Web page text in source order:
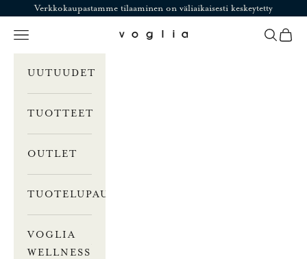
Siirry sisältöönVerkkokaupastamme tilaaminen on väliaikaisesti keskeytetty
Voglia
Valikko Haku
UUTUUDET
TUOTTEET
OUTLET
TUOTELUPAUS
VOGLIA
WELLNESS